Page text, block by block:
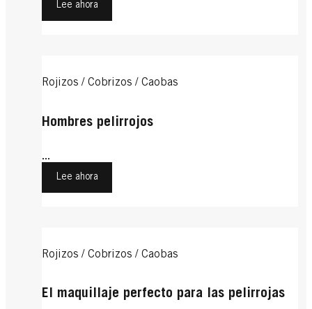
Lee ahora
Rojizos / Cobrizos / Caobas
Hombres pelirrojos
...
Lee ahora
Rojizos / Cobrizos / Caobas
El maquillaje perfecto para las pelirrojas